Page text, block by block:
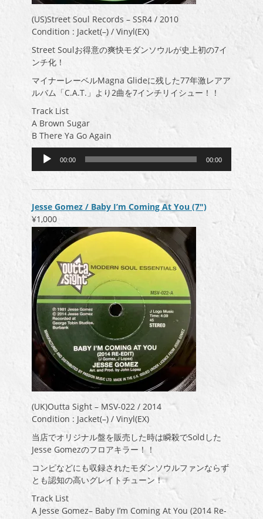
(US)Street Soul Records – SSR4 / 2010
Condition : Jacket(–) / Vinyl(EX)
Street Soulお得意の爽快モダンソウルが史上初の7イ
ンチ化！
マイナーレーベルMagna Glideに残した77年激レアア
ルバム「C.A.T.」より2曲を7インチリイシュー！！
Track List
A Brown Sugar
B There Ya Go Again
レ
ー
ヤ
ー
00:00 00:00
Jesse Gomez / Baby I’m Coming At You (7″)
¥1,000
(UK)Outta Sight – MSV-022 / 2014
Condition : Jacket(–) / Vinyl(EX)
当店でオリジナル盤を販売した時は瞬殺でSoldした
Jesse Gomezのフロアキラー！！
コンピなどにも収録されたモダンソウルファンならず
とも認知の高いグレイトチューン！
Track List
A Jesse Gomez– Baby I’m Coming At You (2014 Re-